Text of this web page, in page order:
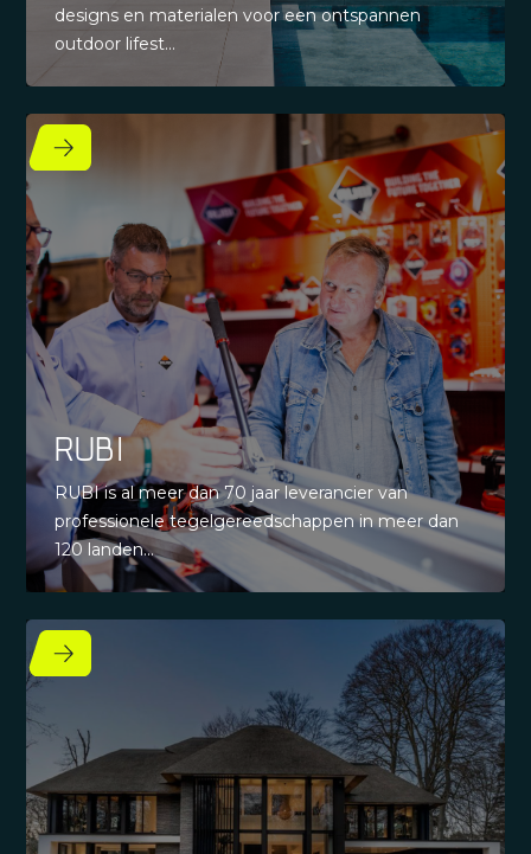
designs en materialen voor een ontspannen
outdoor lifest...
RUBI
RUBI is al meer dan 70 jaar leverancier van
professionele tegelgereedschappen in meer dan
120 landen...